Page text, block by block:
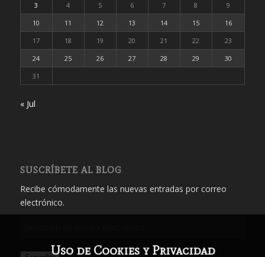
3
4 5 6 7 8
9
10
11 12 13 14 15
16
17
18 19 20 21 22
23
24
25 26 27 28 29
30
31
« Jul
SUSCRÍBETE AL BLOG
Recibe cómodamente las nuevas entradas por correo
electrónico.
correo Uso de Cookies y Privacidad